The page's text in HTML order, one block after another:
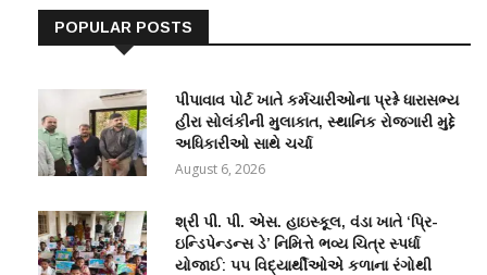
POPULAR POSTS
પીપાવાવ પોર્ટ ખાતે કર્મચારીઓના પ્રશ્ને ધારાસભ્ય
હીરા સોલંકીની મુલાકાત, સ્થાનિક રોજગારી મુદ્દે
અધિકારીઓ સાથે ચર્ચા
August 6, 2026
શ્રી પી. પી. એસ. હાઇસ્કૂલ, વંડા ખાતે ‘પ્રિ-
ઇન્ડિપેન્ડન્સ ડે’ નિમિત્તે ભવ્ય ચિત્ર સ્પર્ધા
યોજાઈ: ૫૫ વિદ્યાર્થીઓએ કળાના રંગોથી